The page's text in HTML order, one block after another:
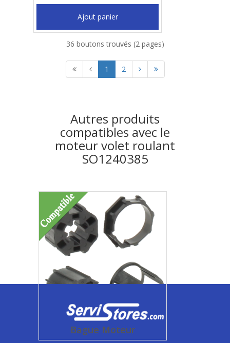
Ajout panier
36 boutons trouvés (2 pages)
1 2
Autres produits
compatibles avec le
moteur volet roulant
SO1240385
Bague Moteur